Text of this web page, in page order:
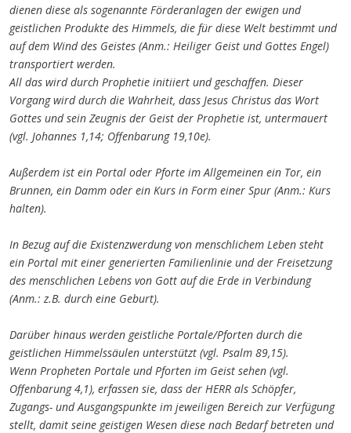
dienen diese als sogenannte Förderanlagen der ewigen und
geistlichen Produkte des Himmels, die für diese Welt bestimmt und
auf dem Wind des Geistes (Anm.: Heiliger Geist und Gottes Engel)
transportiert werden.
All das wird durch Prophetie initiiert und geschaffen. Dieser
Vorgang wird durch die Wahrheit, dass Jesus Christus das Wort
Gottes und sein Zeugnis der Geist der Prophetie ist, untermauert
(vgl. Johannes 1,14; Offenbarung 19,10e).
Außerdem ist ein Portal oder Pforte im Allgemeinen ein Tor, ein
Brunnen, ein Damm oder ein Kurs in Form einer Spur (Anm.: Kurs
halten).
In Bezug auf die Existenzwerdung von menschlichem Leben steht
ein Portal mit einer generierten Familienlinie und der Freisetzung
des menschlichen Lebens von Gott auf die Erde in Verbindung
(Anm.: z.B. durch eine Geburt).
Darüber hinaus werden geistliche Portale/Pforten durch die
geistlichen Himmelssäulen unterstützt (vgl. Psalm 89,15).
Wenn Propheten Portale und Pforten im Geist sehen (vgl.
Offenbarung 4,1), erfassen sie, dass der HERR als Schöpfer,
Zugangs- und Ausgangspunkte im jeweiligen Bereich zur Verfügung
stellt, damit seine geistigen Wesen diese nach Bedarf betreten und